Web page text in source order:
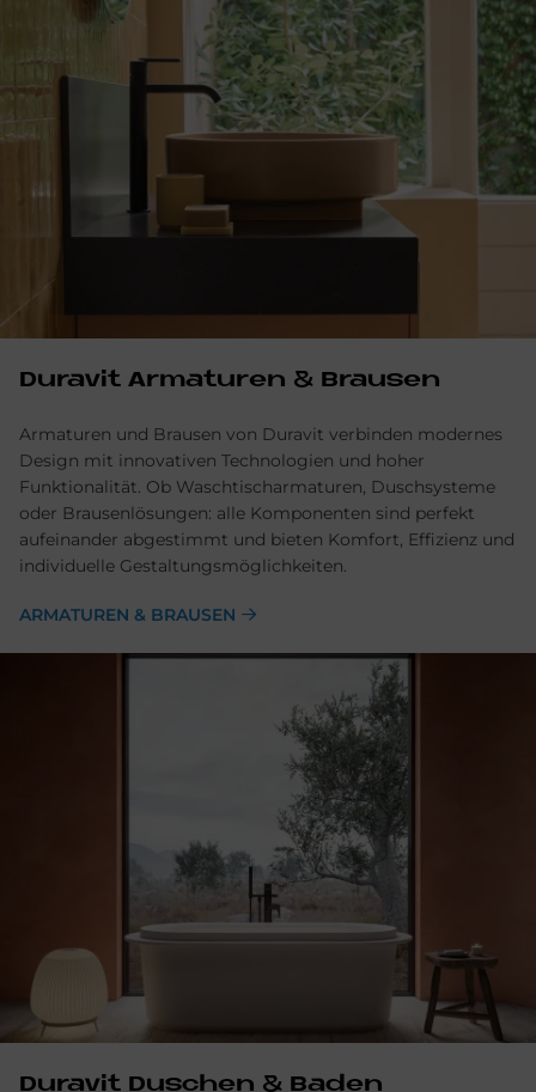
Du­ra­vit Ar­ma­tu­ren & Brau­sen
Armaturen und Brausen von Duravit verbinden modernes
Design mit innovativen Technologien und hoher
Funktionalität. Ob Waschtischarmaturen, Duschsysteme
oder Brausenlösungen: alle Komponenten sind perfekt
aufeinander abgestimmt und bieten Komfort, Effizienz und
individuelle Gestaltungsmöglichkeiten.
ARMATUREN & BRAUSEN
Du­ra­vit Du­schen & Ba­den